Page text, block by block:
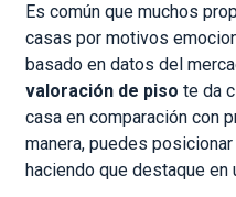
Es común que muchos
casas por motivos
basado en datos del
valoración de piso te da
casa en comparación con
manera, puedes
haciendo que destaque